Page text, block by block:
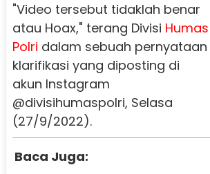
"Video tersebut tidaklah benar
atau Hoax," terang Divisi Humas
Polri dalam sebuah pernyataan
klarifikasi yang diposting di
akun Instagram
@divisihumaspolri, Selasa
(27/9/2022).
Baca Juga: